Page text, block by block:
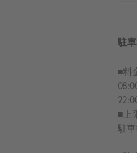
駐
■料
■上
駐